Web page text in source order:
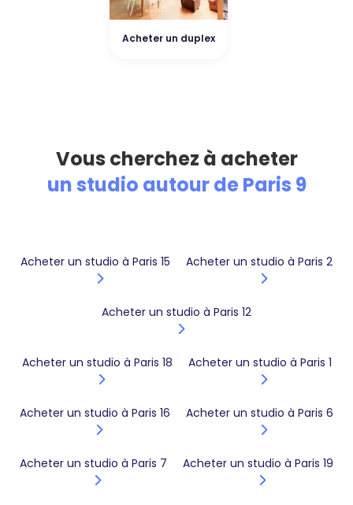
Acheter un duplex
Vous cherchez à acheter
un studio autour de Paris 9
Acheter un studio à Paris 15 Acheter un studio à Paris 2
Acheter un studio à Paris 12
Acheter un studio à Paris 18 Acheter un studio à Paris 1
Acheter un studio à Paris 16 Acheter un studio à Paris 6
Acheter un studio à Paris 7 Acheter un studio à Paris 19